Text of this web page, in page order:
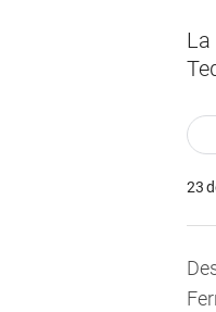
La
23